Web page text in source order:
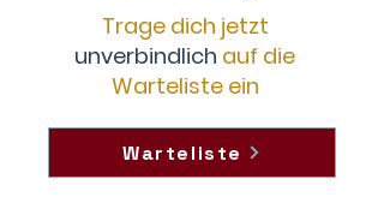
Trage dich jetzt
unverbindlich auf die
Warteliste ein
Warteliste